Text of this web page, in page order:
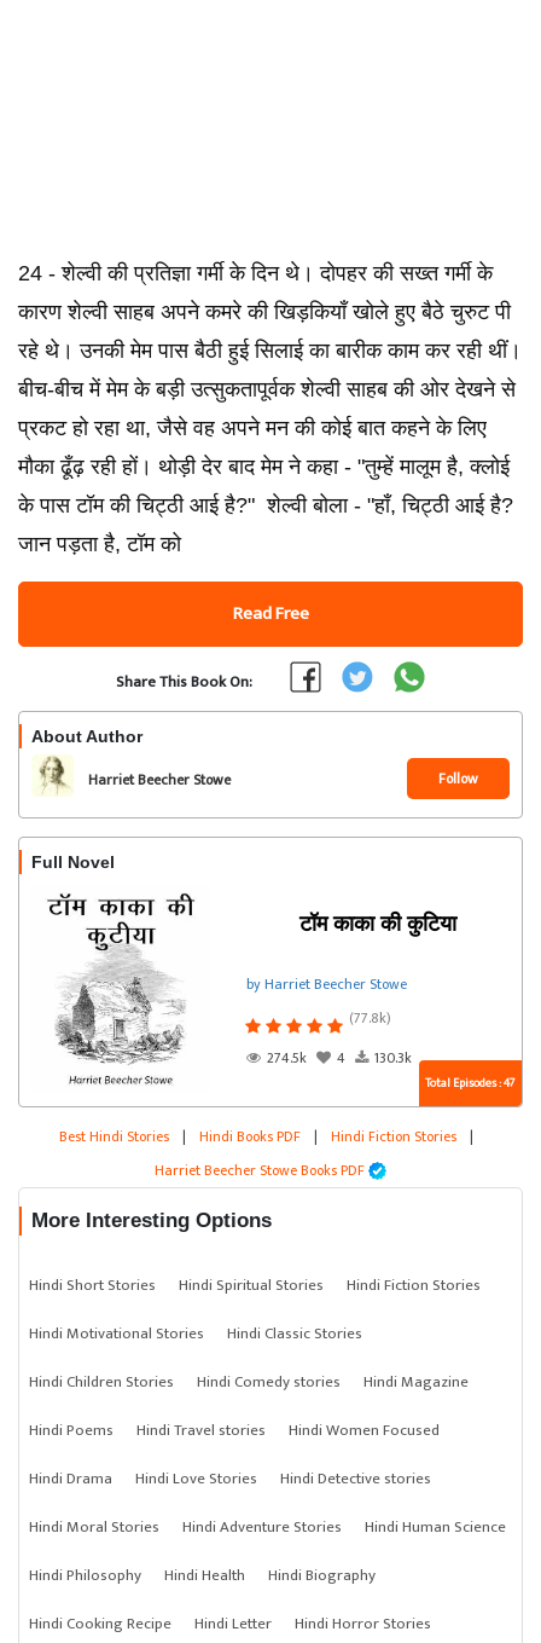
24 - शेल्वी की प्रतिज्ञा गर्मी के दिन थे। दोपहर की सख्त गर्मी के
कारण शेल्वी साहब अपने कमरे की खिड़कियाँ खोले हुए बैठे चुरुट पी
रहे थे। उनकी मेम पास बैठी हुई सिलाई का बारीक काम कर रही थीं।
बीच-बीच में मेम के बड़ी उत्सुकतापूर्वक शेल्वी साहब की ओर देखने से
प्रकट हो रहा था, जैसे वह अपने मन की कोई बात कहने के लिए
मौका ढूँढ़ रही हों। थोड़ी देर बाद मेम ने कहा - "तुम्हें मालूम है, क्लोई
के पास टॉम की चिट्ठी आई है?" शेल्वी बोला - "हाँ, चिट्ठी आई है?
जान पड़ता है, टॉम को
Read Free
Share This Book On:
About Author
Harriet Beecher Stowe Follow
Full Novel
टॉम काका की कुटिया
by Harriet Beecher Stowe
(77.8k)
274.5k
4 130.3k
Total Episodes : 47
Best Hindi Stories | Hindi Books PDF | Hindi Fiction Stories |
Harriet Beecher Stowe Books PDF
More Interesting Options
Hindi Short Stories Hindi Spiritual Stories
Hindi Fiction Stories
Hindi Motivational Stories
Hindi Classic Stories
Hindi Children Stories
Hindi Comedy stories
Hindi Magazine
Hindi Poems
Hindi Travel stories
Hindi Women Focused
Hindi Drama
Hindi Love Stories
Hindi Detective stories
Hindi Moral Stories
Hindi Adventure Stories
Hindi Human Science
Hindi Philosophy
Hindi Health
Hindi Biography
Hindi Cooking Recipe
Hindi Letter Hindi Horror Stories